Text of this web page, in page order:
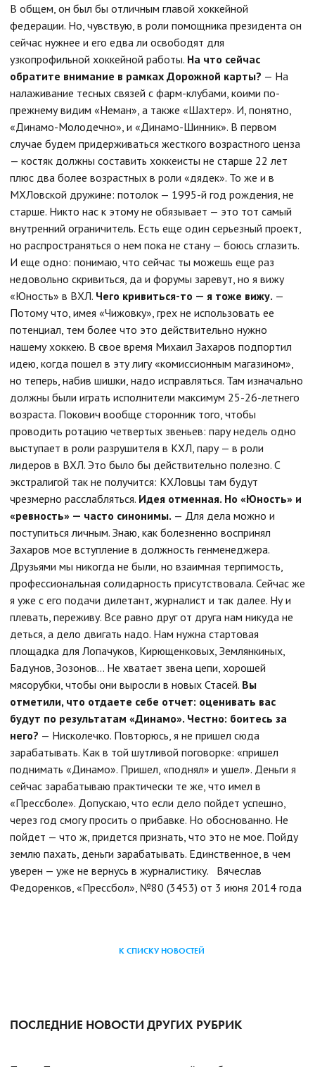
В общем, он был бы отличным главой хоккейной
федерации. Но, чувствую, в роли помощника президента он
сейчас нужнее и его едва ли освободят для
узкопрофильной хоккейной работы. На что сейчас
обратите внимание в рамках Дорожной карты? — На
налаживание тесных связей с фарм-клубами, коими по-
прежнему видим «Неман», а также «Шахтер». И, понятно,
«Динамо-Молодечно», и «Динамо-Шинник». В первом
случае будем придерживаться жесткого возрастного ценза
— костяк должны составить хоккеисты не старше 22 лет
плюс два более возрастных в роли «дядек». То же и в
МХЛовской дружине: потолок — 1995-й год рождения, не
старше. Никто нас к этому не обязывает — это тот самый
внутренний ограничитель. Есть еще один серьезный проект,
но распространяться о нем пока не стану — боюсь сглазить.
И еще одно: понимаю, что сейчас ты можешь еще раз
недовольно скривиться, да и форумы заревут, но я вижу
«Юность» в ВХЛ. Чего кривиться-то — я тоже вижу. —
Потому что, имея «Чижовку», грех не использовать ее
потенциал, тем более что это действительно нужно
нашему хоккею. В свое время Михаил Захаров подпортил
идею, когда пошел в эту лигу «комиссионным магазином»,
но теперь, набив шишки, надо исправляться. Там изначально
должны были играть исполнители максимум 25-26-летнего
возраста. Покович вообще сторонник того, чтобы
проводить ротацию четвертых звеньев: пару недель одно
выступает в роли разрушителя в КХЛ, пару — в роли
лидеров в ВХЛ. Это было бы действительно полезно. С
экстралигой так не получится: КХЛовцы там будут
чрезмерно расслабляться. Идея отменная. Но «Юность» и
«ревность» — часто синонимы. — Для дела можно и
поступиться личным. Знаю, как болезненно воспринял
Захаров мое вступление в должность генменеджера.
Друзьями мы никогда не были, но взаимная терпимость,
профессиональная солидарность присутствовала. Сейчас же
я уже с его подачи дилетант, журналист и так далее. Ну и
плевать, переживу. Все равно друг от друга нам никуда не
деться, а дело двигать надо. Нам нужна стартовая
площадка для Лопачуков, Кирющенковых, Землянкиных,
Бадунов, Зозонов… Не хватает звена цепи, хорошей
мясорубки, чтобы они выросли в новых Стасей. Вы
отметили, что отдаете себе отчет: оценивать вас
будут по результатам «Динамо». Честно: боитесь за
него? — Нисколечко. Повторюсь, я не пришел сюда
зарабатывать. Как в той шутливой поговорке: «пришел
поднимать «Динамо». Пришел, «поднял» и ушел». Деньги я
сейчас зарабатываю практически те же, что имел в
«Прессболе». Допускаю, что если дело пойдет успешно,
через год смогу просить о прибавке. Но обоснованно. Не
пойдет — что ж, придется признать, что это не мое. Пойду
землю пахать, деньги зарабатывать. Единственное, в чем
уверен — уже не вернусь в журналистику. Вячеслав
Федоренков, «Прессбол», №80 (3453) от 3 июня 2014 года
К СПИСКУ НОВОСТЕЙ
ПОСЛЕДНИЕ НОВОСТИ ДРУГИХ РУБРИК